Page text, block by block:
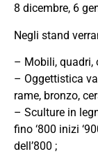
8 dicembre, 6
Negli stand
– Mobili, quadri,
– Oggettistica
rame, bronzo,
– Sculture in
fino ‘800 inizi
dell’800 ;